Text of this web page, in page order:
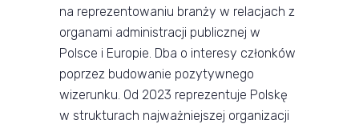
na reprezentowaniu branży w relacjach z
organami administracji publicznej w
Polsce i Europie. Dba o interesy członków
poprzez budowanie pozytywnego
wizerunku. Od 2023 reprezentuje Polskę
w strukturach najważniejszej organizacji